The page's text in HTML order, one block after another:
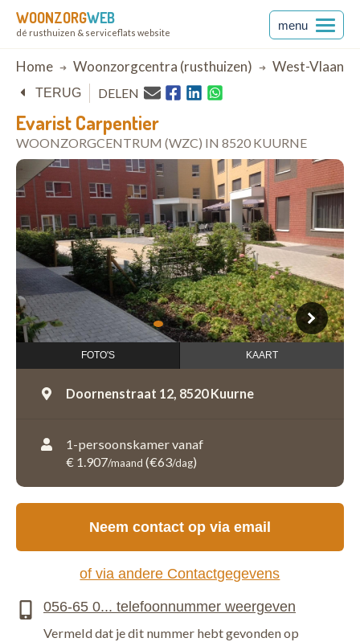
WOONZORGWEB
dé rusthuizen & serviceflats website
menu
Breadcrumb
Home Woonzorgcentra (rusthuizen) West-
Evarist Carpentier
WOONZORGCENTRUM (WZC) IN 8520 KUURNE
TERUG DELEN
1 2 3 4
open in Google Maps
FOTO'S KAART
Doornenstraat 12, 8520 Kuurne
1-persoonskamer vanaf
€ 1.907/maand (€63/dag)
Neem contact op via email
of via andere Contactgegevens
Vermeld dat je dit nummer hebt gevonden op